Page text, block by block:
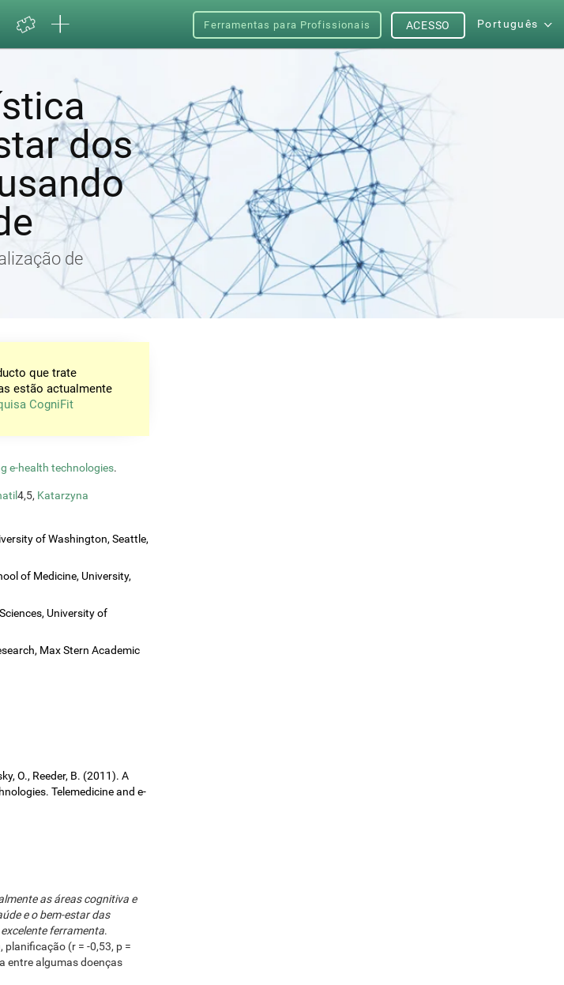
Ferramentas para Profissionais Português
ACESSO
dos
de
que trate
estão actualmente
CogniFit
e-health technologies.
4,5, Katarzyna
of Washington, Seattle,
of Medicine, University,
University of
Max Stern Academic
O., Reeder, B. (2011). A
Telemedicine and e-
as áreas cognitiva e
e o bem-estar das
ferramenta.
planificação (r = -0,53, p =
entre algumas doenças